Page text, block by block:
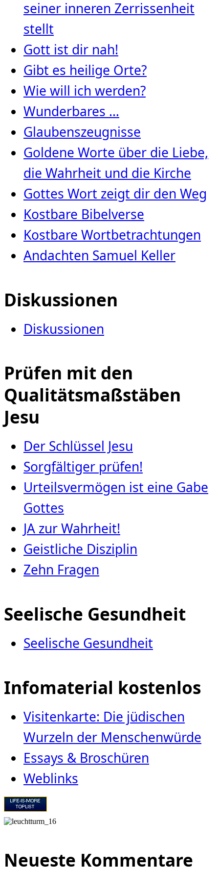
seiner inneren Zerrissenheit
stellt
Gott ist dir nah!
Gibt es heilige Orte?
Wie will ich werden?
Wunderbares …
Glaubenszeugnisse
Goldene Worte über die Liebe,
die Wahrheit und die Kirche
Gottes Wort zeigt dir den Weg
Kostbare Bibelverse
Kostbare Wortbetrachtungen
Andachten Samuel Keller
Diskussionen
Diskussionen
Prüfen mit den
Qualitätsmaßstäben
Jesu
Der Schlüssel Jesu
Sorgfältiger prüfen!
Urteilsvermögen ist eine Gabe
Gottes
JA zur Wahrheit!
Geistliche Disziplin
Zehn Fragen
Seelische Gesundheit
Seelische Gesundheit
Infomaterial kostenlos
Visitenkarte: Die jüdischen
Wurzeln der Menschenwürde
Essays & Broschüren
Weblinks
Neueste Kommentare